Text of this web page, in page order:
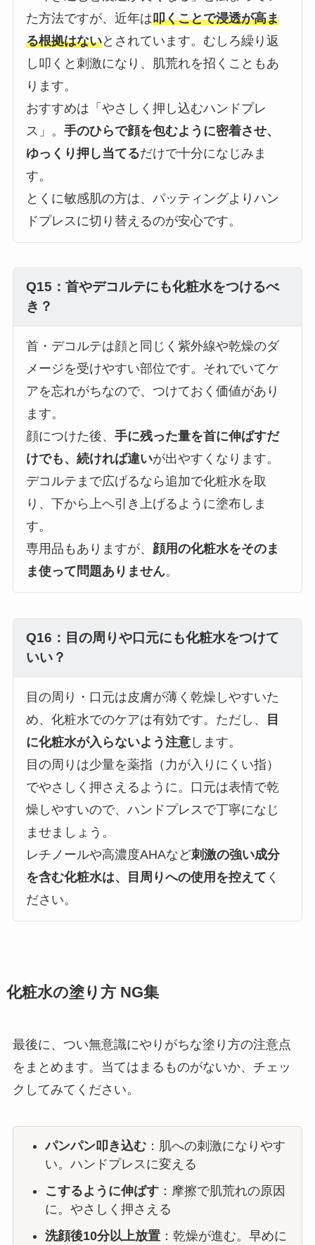
た方法ですが、近年は叩くことで浸透が高ま
る根拠はないとされています。むしろ繰り返
し叩くと刺激になり、肌荒れを招くこともあ
ります。
おすすめは「やさしく押し込むハンドプレ
ス」。 手のひらで顔を包むように密着させ、
ゆっくり押し当てるだけで十分になじみま
す。
とくに敏感肌の方は、パッティングよりハン
ドプレスに切り替えるのが安心です。
Q15：首やデコルテにも化粧水をつけるべ
き？
首・デコルテは顔と同じく紫外線や乾燥のダ
メージを受けやすい部位です。それでいてケ
アを忘れがちなので、つけておく価値があり
ます。
顔につけた後、 手に残った量を首に伸ばすだ
けでも、続ければ違いが出やすくなります。
デコルテまで広げるなら追加で化粧水を取
り、下から上へ引き上げるように塗布しま
す。
専用品もありますが、 顔用の化粧水をそのま
ま使って問題ありません。
Q16：目の周りや口元にも化粧水をつけて
いい？
目の周り・口元は皮膚が薄く乾燥しやすいた
め、化粧水でのケアは有効です。ただし、
目
に化粧水が入らないよう注意します。
目の周りは少量を薬指（力が入りにくい指）
でやさしく押さえるように。口元は表情で乾
燥しやすいので、ハンドプレスで丁寧になじ
ませましょう。
レチノールや高濃度AHAなど刺激の強い成分
を含む化粧水は、目周りへの使用を控えて く
ださい。
化粧水の塗り方 NG集
最後に、つい無意識にやりがちな塗り方の注意点
をまとめます。当てはまるものがないか、チェッ
クしてみてください。
パンパン叩き込む：肌への刺激になりやす
い。ハンドプレスに変える
こするように伸ばす：摩擦で肌荒れの原因
に。やさしく押さえる
洗顔後10分以上放置：乾燥が進む。早めに